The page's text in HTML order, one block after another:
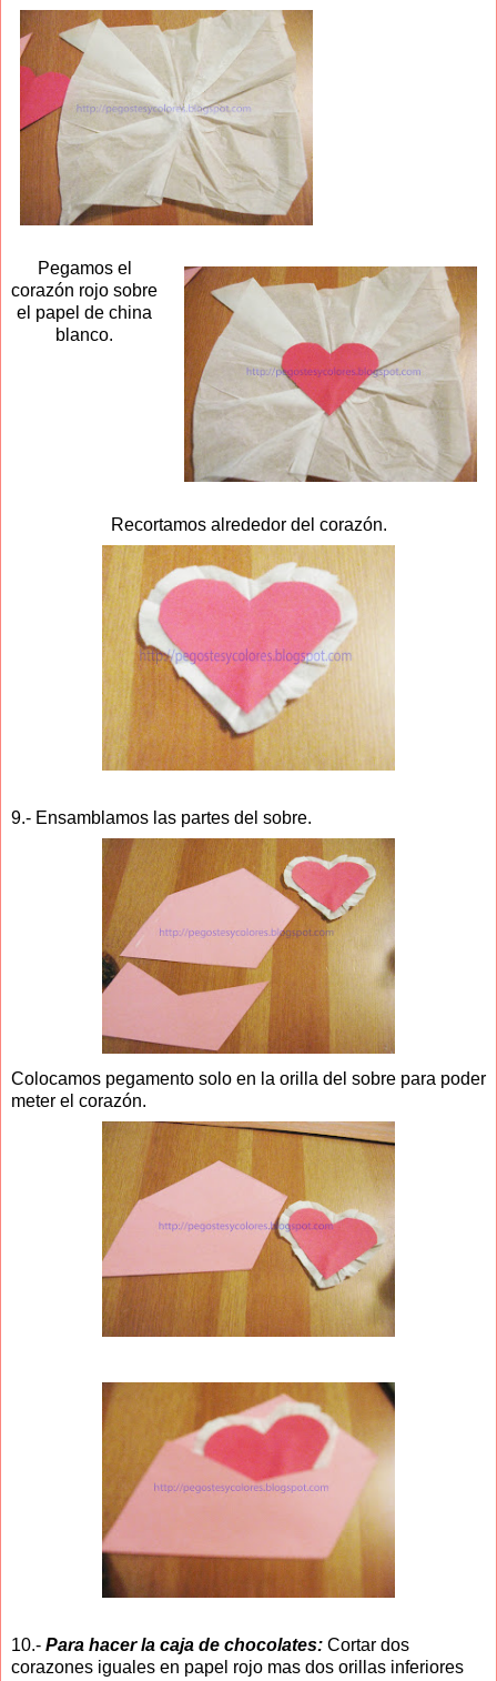
Pegamos el
corazón rojo sobre
el papel de china
blanco.
Recortamos alrededor del corazón.
9.- Ensamblamos las partes del sobre.
Colocamos pegamento solo en la orilla del sobre para poder
meter el corazón.
10.- Para hacer la caja de chocolates: Cortar dos
corazones iguales en papel rojo mas dos orillas inferiores